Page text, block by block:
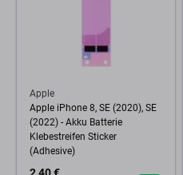
Apple
Apple iPhone 8, SE (2020), SE
(2022) - Akku Batterie
Klebestreifen Sticker
(Adhesive)